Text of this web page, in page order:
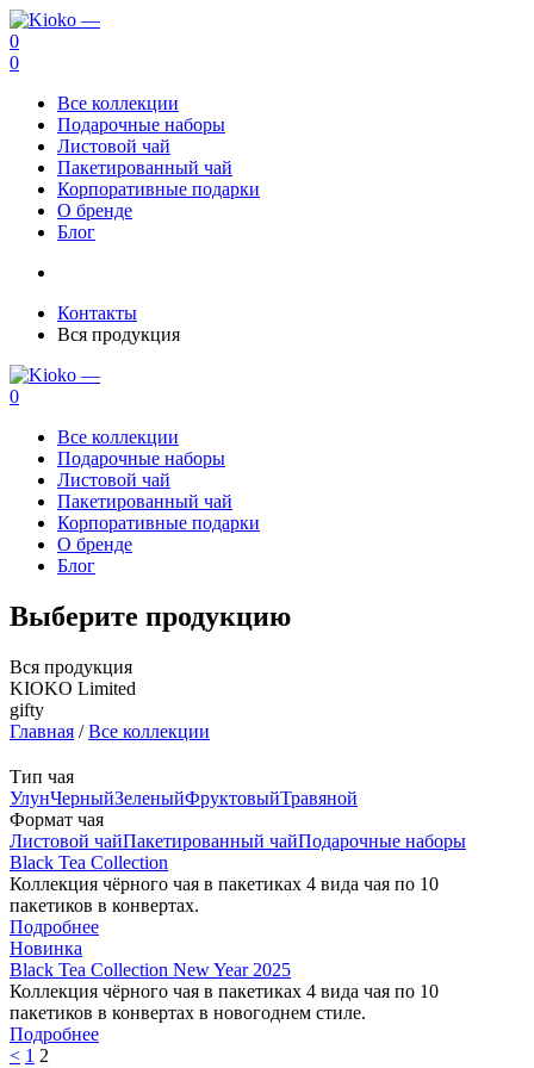
0
0
Все коллекции
Подарочные наборы
Листовой чай
Пакетированный чай
Корпоративные подарки
О бренде
Блог
Контакты
Вся продукция
0
Все коллекции
Подарочные наборы
Листовой чай
Пакетированный чай
Корпоративные подарки
О бренде
Блог
Выберите продукцию
Вся продукция
KIOKO Limited
gifty
Главная /Все коллекции
Тип чая
УлунЧерныйЗеленыйФруктовыйТравяной
Формат чая
Листовой чайПакетированный чайПодарочныe наборы
Black Tea Collection
Коллекция чёрного чая в пакетиках 4 вида чая по 10
пакетиков в конвертах.
Подробнее
Новинка
Black Tea Collection New Year 2025
Коллекция чёрного чая в пакетиках 4 вида чая по 10
пакетиков в конвертах в новогоднем стиле.
Подробнее
< 1 2